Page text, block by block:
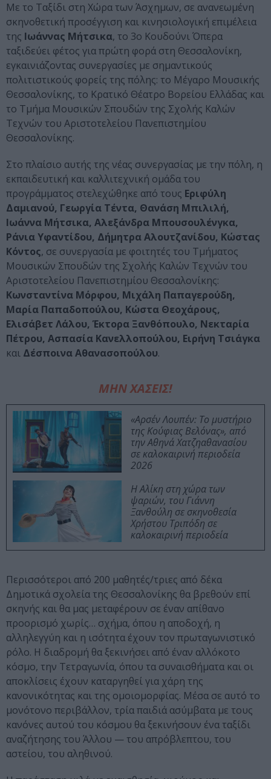
Με το Ταξίδι στη Χώρα των Άσχημων, σε ανανεωμένη
σκηνοθετική προσέγγιση και κινησιολογική επιμέλεια
της Ιωάννας Μήτσικα, το 3ο Κουδούνι Όπερα
ταξιδεύει φέτος για πρώτη φορά στη Θεσσαλονίκη,
εγκαινιάζοντας συνεργασίες με σημαντικούς
πολιτιστικούς φορείς της πόλης: το Μέγαρο Μουσικής
Θεσσαλονίκης, το Κρατικό Θέατρο Βορείου Ελλάδας και
το Τμήμα Μουσικών Σπουδών της Σχολής Καλών
Τεχνών του Αριστοτελείου Πανεπιστημίου
Θεσσαλονίκης.
Στο πλαίσιο αυτής της νέας συνεργασίας με την πόλη, η
εκπαιδευτική και καλλιτεχνική ομάδα του
προγράμματος στελεχώθηκε από τους Εριφύλη
Δαμιανού, Γεωργία Τέντα, Θανάση Μπιλιλή,
Ιωάννα Μήτσικα, Αλεξάνδρα Μπουσουλένγκα,
Ράνια Υφαντίδου, Δήμητρα Αλουτζανίδου, Κώστας
Κόντος, σε συνεργασία με φοιτητές του Τμήματος
Μουσικών Σπουδών της Σχολής Καλών Τεχνών του
Αριστοτελείου Πανεπιστημίου Θεσσαλονίκης:
Κωνσταντίνα Μόρφου, Μιχάλη Παπαγερούδη,
Μαρία Παπαδοπούλου, Κώστα Θεοχάρους,
Ελισάβετ Λάλου, Έκτορα Ξανθόπουλο, Νεκταρία
Πέτρου, Ασπασία Κανελλοπούλου, Ειρήνη Τσιάγκα
και Δέσποινα Αθανασοπούλου.
ΜΗΝ ΧΑΣΕΙΣ!
«Αρσέν Λουπέν: Το μυστήριο
της Κούφιας Βελόνας», από
την Αθηνά Χατζηαθανασίου
σε καλοκαιρινή περιοδεία
2026
Η Αλίκη στη χώρα των
ψαριών, του Γιάννη
Ξανθούλη σε σκηνοθεσία
Χρήστου Τριπόδη σε
καλοκαιρινή περιοδεία
Περισσότεροι από 200 μαθητές/τριες από δέκα
Δημοτικά σχολεία της Θεσσαλονίκης θα βρεθούν επί
σκηνής και θα μας μεταφέρουν σε έναν απίθανο
προορισμό χωρίς… σχήμα, όπου η αποδοχή, η
αλληλεγγύη και η ισότητα έχουν τον πρωταγωνιστικό
ρόλο. Η διαδρομή θα ξεκινήσει από έναν αλλόκοτο
κόσμο, την Τετραγωνία, όπου τα συναισθήματα και οι
αποκλίσεις έχουν καταργηθεί για χάρη της
κανονικότητας και της ομοιομορφίας. Μέσα σε αυτό το
μονότονο περιβάλλον, τρία παιδιά ασύμβατα με τους
κανόνες αυτού του κόσμου θα ξεκινήσουν ένα ταξίδι
αναζήτησης του Άλλου — του απρόβλεπτου, του
αστείου, του αληθινού.